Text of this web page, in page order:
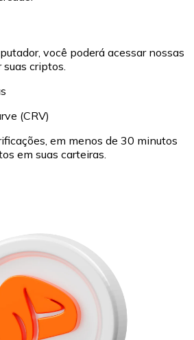
você poderá acessar nossas
criptos.
(CRV)
em menos de 30 minutos
em suas carteiras.